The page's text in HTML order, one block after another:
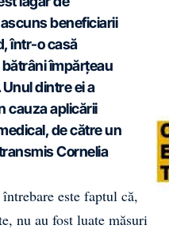
beneficiarii
într-o casă
împărțeau
dintre ei a
cauza aplicării
de către un
Cornelia
este faptul că,
nu au fost luate măsuri